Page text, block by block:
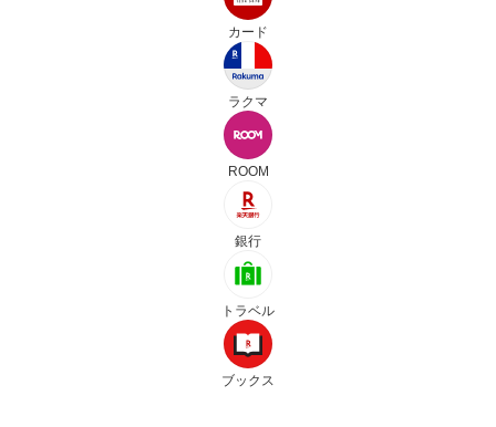
カード
ラクマ
ROOM
銀行
トラベル
ブックス